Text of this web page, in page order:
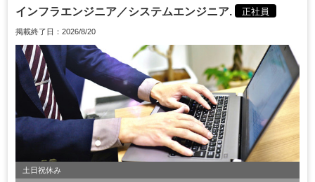
インフラエンジニア／システムエンジニア. 正社員
掲載終了日：2026/8/20
土日祝休み